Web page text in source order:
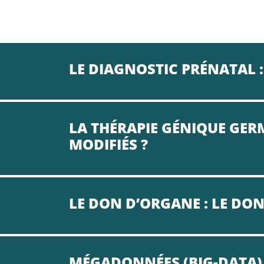
LE DIAGNOSTIC PRÉNATAL
LA THÉRAPIE GÉNIQUE
MODIFIÉS ?
LE DON D’ORGANE : LE